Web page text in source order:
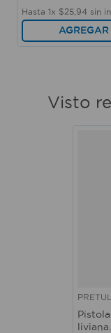
Hasta 1x $25 94 sin
AGREGAR
Visto
PRETUL